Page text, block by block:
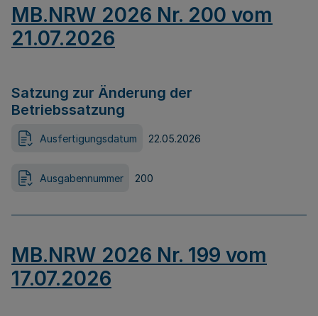
MB.NRW 2026 Nr. 200 vom
21.07.2026
Satzung zur Änderung der
Betriebssatzung
Ausfertigungsdatum 22.05.2026
Ausgabennummer 200
MB.NRW 2026 Nr. 199 vom
17.07.2026